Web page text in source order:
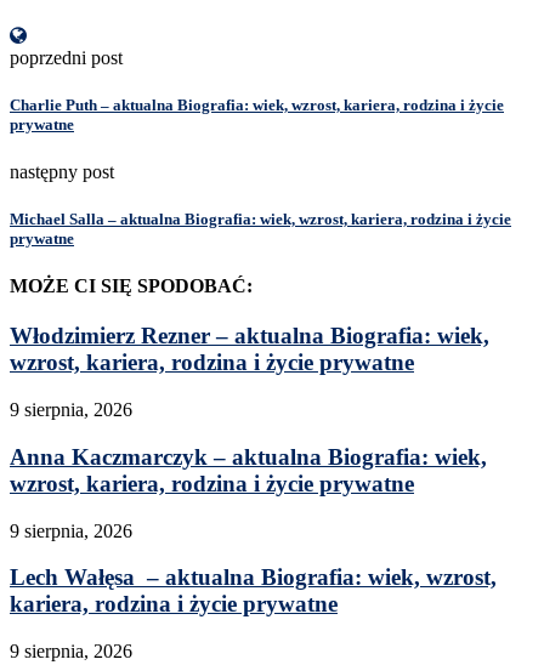
poprzedni post
Charlie Puth – aktualna Biografia: wiek, wzrost, kariera, rodzina i życie
prywatne
następny post
Michael Salla – aktualna Biografia: wiek, wzrost, kariera, rodzina i życie
prywatne
MOŻE CI SIĘ SPODOBAĆ:
Włodzimierz Rezner – aktualna Biografia: wiek,
wzrost, kariera, rodzina i życie prywatne
9 sierpnia, 2026
Anna Kaczmarczyk – aktualna Biografia: wiek,
wzrost, kariera, rodzina i życie prywatne
9 sierpnia, 2026
Lech Wałęsa – aktualna Biografia: wiek, wzrost,
kariera, rodzina i życie prywatne
9 sierpnia, 2026